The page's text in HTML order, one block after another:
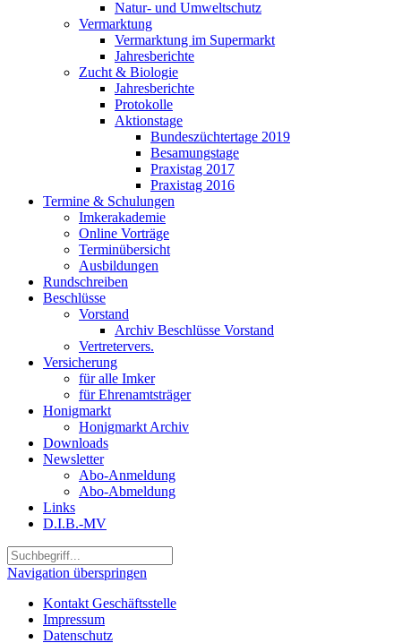
Natur- und Umweltschutz
Vermarktung
Vermarktung im Supermarkt
Jahresberichte
Zucht & Biologie
Jahresberichte
Protokolle
Aktionstage
Bundeszüchtertage 2019
Besamungstage
Praxistag 2017
Praxistag 2016
Termine & Schulungen
Imkerakademie
Online Vorträge
Terminübersicht
Ausbildungen
Rundschreiben
Beschlüsse
Vorstand
Archiv Beschlüsse Vorstand
Vertretervers.
Versicherung
für alle Imker
für Ehrenamtsträger
Honigmarkt
Honigmarkt Archiv
Downloads
Newsletter
Abo-Anmeldung
Abo-Abmeldung
Links
D.I.B.-MV
Navigation überspringen
Kontakt Geschäftsstelle
Impressum
Datenschutz